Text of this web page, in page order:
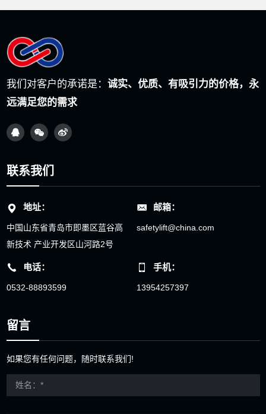
我们对客户的承诺是： 诚实、优质、有吸引力的价格，永
远满足您的需求
联系我们
地址：
中国山东省青岛市即墨区蓝谷高
新技术 产业开发区山河路2号
邮箱：
safetylift@china.com
电话：
0532-88893599
手机：
13954257397
留言
如果您有任何问题，随时联系我们!